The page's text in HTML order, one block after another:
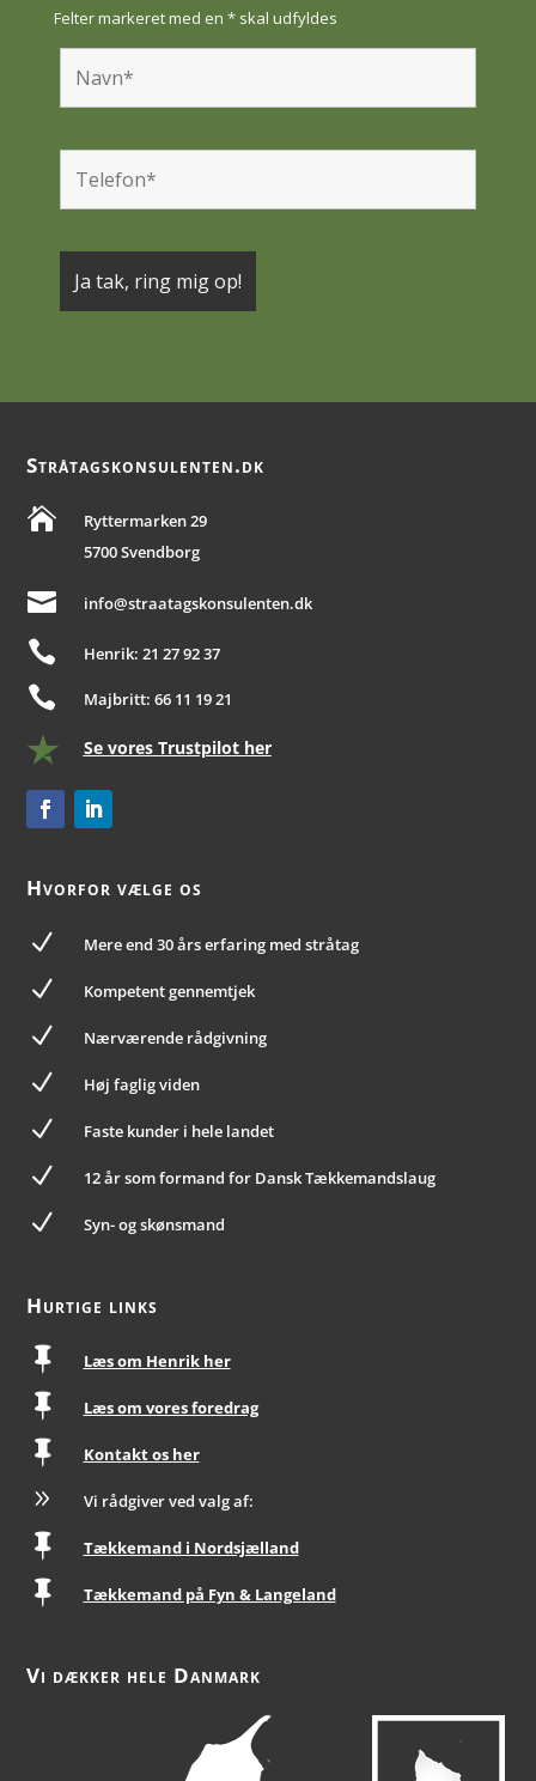
Felter markeret med en * skal udfyldes
Stråtagskonsulenten.dk

Ryttermarken 29
5700 Svendborg
 info@straatagskonsulenten.dk
 Henrik: 21 27 92 37
 Majbritt: 66 11 19 21
Se vores Trustpilot her
Hvorfor vælge os
N Mere end 30 års erfaring med stråtag
N Kompetent gennemtjek
N Nærværende rådgivning
N Høj faglig viden
N Faste kunder i hele landet
N 12 år som formand for Dansk Tækkemandslaug
N Syn- og skønsmand
Hurtige links
 Læs om Henrik her
 Læs om vores foredrag
 Kontakt os her
9 Vi rådgiver ved valg af:
 Tækkemand i Nordsjælland
 Tækkemand på Fyn & Langeland
Vi dækker hele Danmark